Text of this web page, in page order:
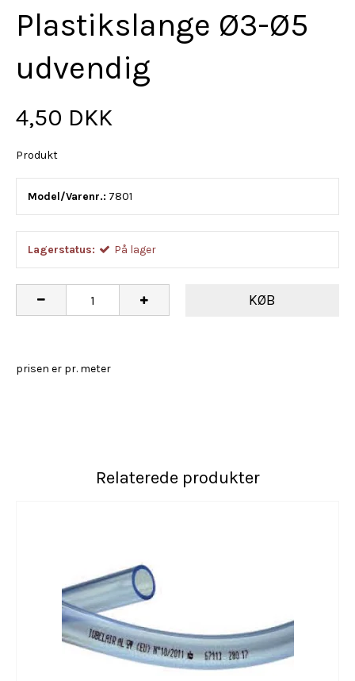
Plastikslange Ø3-Ø5
udvendig
4,50 DKK
Produkt
Model/Varenr.: 7801
Lagerstatus: På lager
KØB
prisen er pr. meter
Relaterede produkter